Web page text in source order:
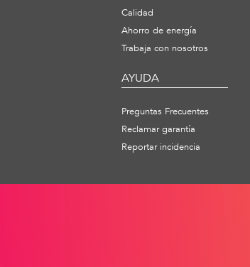
Calidad
Ahorro de energía
Trabaja con nosotros
AYUDA
Preguntas Frecuentes
Reclamar garantía
Reportar incidencia